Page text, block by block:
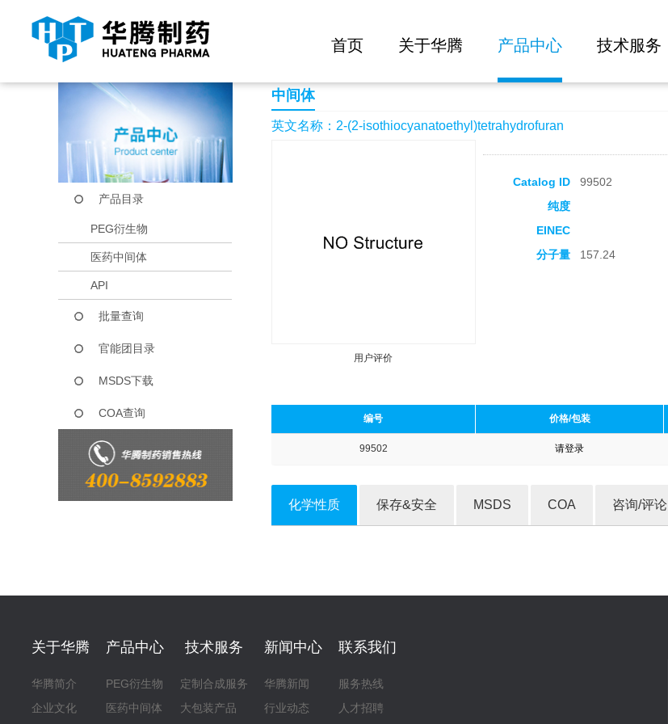
首页 关于华腾 产品中心 技术服务
当前位置： 首页 产品中心 2-(2-isothiocyanatoethyl)tetrahydrofuran
产品目录
PEG衍生物
医药中间体
API
批量查询
官能团目录
MSDS下载
COA查询
中间体
英文名称：2-(2-isothiocyanatoethyl)tetrahydrofuran
用户评价
Catalog ID 99502
纯度
EINEC
分子量
157.24
编号 价格/包装
99502 请登录
化学性质 保存&安全 MSDS COA 咨询/评论
关于华腾
华腾简介
企业文化
产品中心
PEG衍生物
医药中间体
技术服务
定制合成服务
大包装产品
新闻中心
华腾新闻
行业动态
联系我们
服务热线
人才招聘